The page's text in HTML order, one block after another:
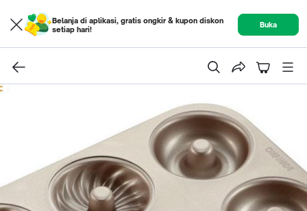
Belanja di aplikasi, gratis ongkir & kupon diskon
setiap hari!
Buka